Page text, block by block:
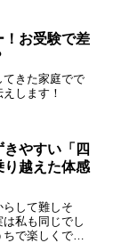
！お受験で差
きた家庭でで
します！
やすい「四
越えた体感
らして難しそ
私も同じでし
で楽しくでき